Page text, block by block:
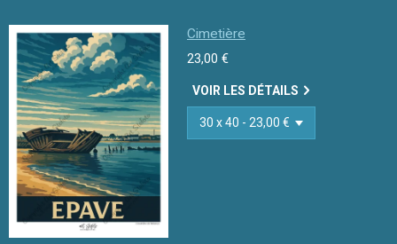
Cimetière
23,00 €
VOIR LES DÉTAILS